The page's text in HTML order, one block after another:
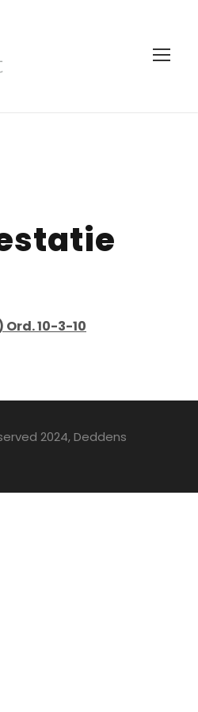
Ord. 10-3-10
2024, Deddens